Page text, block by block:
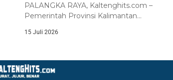
PALANGKA RAYA, Kaltenghits.com –
Pemerintah Provinsi Kalimantan
Kalimantan...
15 Juli 2026